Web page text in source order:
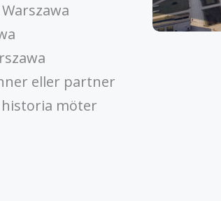
eller partner
historia möter